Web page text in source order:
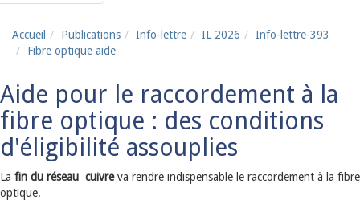
Accueil Publications Info-lettre IL 2026
Info-lettre-393
Fibre optique aide
Aide pour le raccordement à la
fibre optique : des conditions
d'éligibilité assouplies
La fin du réseau cuivreva rendre indispensable le raccordement à la fibre
optique.